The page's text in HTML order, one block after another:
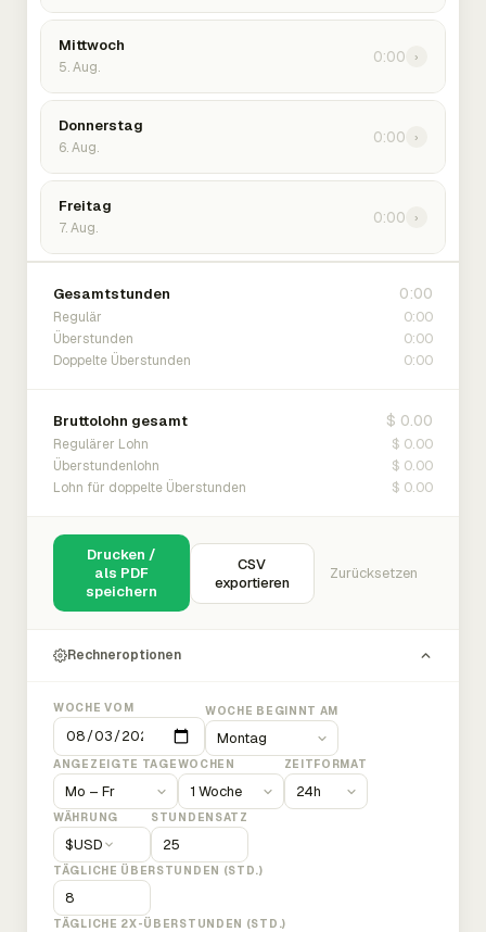
Mittwoch
5. Aug.
0:00 ›
Donnerstag
6. Aug.
0:00 ›
Freitag
7. Aug.
0:00 ›
Gesamtstunden 0:00
Regulär 0:00
Überstunden 0:00
Doppelte Überstunden 0:00
Bruttolohn gesamt $ 0.00
Regulärer Lohn $ 0.00
Überstundenlohn $ 0.00
Lohn für doppelte Überstunden $ 0.00
Drucken /
als PDF
speichern
CSV
exportieren
Zurücksetzen
Rechneroptionen
WOCHE VOM WOCHE BEGINNT AM
ANGEZEIGTE TAGEWOCHEN ZEITFORMAT
WÄHRUNG
$USD
STUNDENSATZ
TÄGLICHE ÜBERSTUNDEN (STD.)
TÄGLICHE 2X-ÜBERSTUNDEN (STD.)